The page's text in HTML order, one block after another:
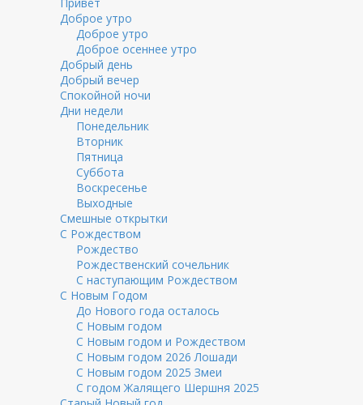
Доброе утро
Доброе утро
Доброе осеннее утро
Добрый день
Добрый вечер
Спокойной ночи
Дни недели
Понедельник
Вторник
Пятница
Суббота
Воскресенье
Выходные
Смешные открытки
С Рождеством
Рождество
Рождественский сочельник
С наступающим Рождеством
С Новым Годом
До Нового года осталось
С Новым годом
С Новым годом и Рождеством
С Новым годом 2026 Лошади
С Новым годом 2025 Змеи
С годом Жалящего Шершня 2025